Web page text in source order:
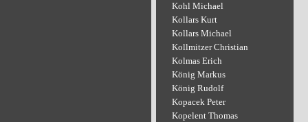
Kohl Michael
Kollars Kurt
Kollars Michael
Kollmitzer Christian
Kolmas Erich
König Markus
König Rudolf
Kopacek Peter
Kopelent Thomas